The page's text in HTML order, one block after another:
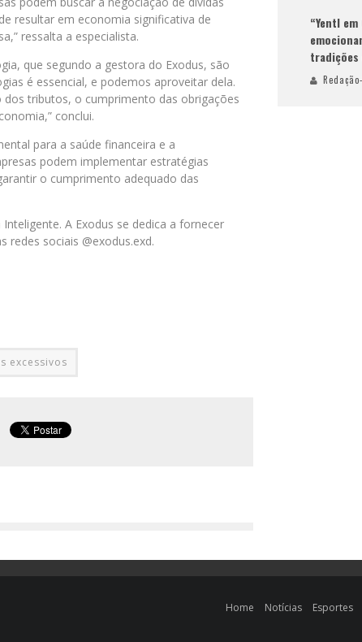
resultar em economia significativa de
ressalta a especialista.
que segundo a gestora do Exodus, são
é essencial, e podemos aproveitar dela.
tributos, o cumprimento das obrigações
conclui.
para a saúde financeira e a
podem implementar estratégias
o cumprimento adequado das
A Exodus se dedica a fornecer
sociais @exodus.exd.
excessivos
“Yentl
tradições
Home Notícias Esportes